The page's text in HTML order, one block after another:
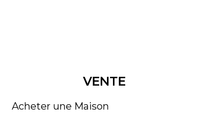
VENTE
Acheter une Maison